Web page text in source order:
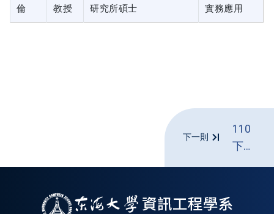
倫
教授
研究所碩士
實務應用
下一則
110
下學